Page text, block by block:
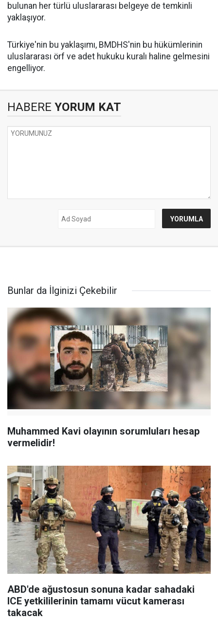
bulunan her türlü uluslararası belgeye de temkinli
yaklaşıyor.
Türkiye'nin bu yaklaşımı, BMDHS'nin bu hükümlerinin
uluslararası örf ve adet hukuku kuralı haline gelmesini
engelliyor.
HABERE YORUM KAT
Bunlar da İlginizi Çekebilir
Muhammed Kavi olayının sorumluları hesap
vermelidir!
ABD'de ağustosun sonuna kadar sahadaki
ICE yetkililerinin tamamı vücut kamerası
takacak